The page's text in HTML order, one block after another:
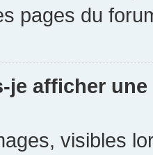
pages du
je afficher
visibles